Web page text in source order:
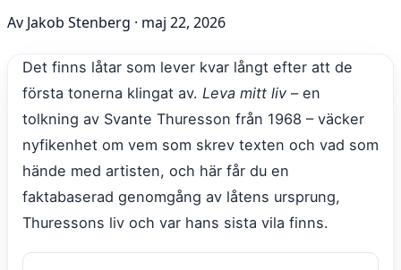
Av Jakob Stenberg · maj 22, 2026
Det finns låtar som lever kvar långt efter att de
första tonerna klingat av. Leva mitt liv – en
tolkning av Svante Thuresson från 1968 – väcker
nyfikenhet om vem som skrev texten och vad som
hände med artisten, och här får du en
faktabaserad genomgång av låtens ursprung,
Thuressons liv och var hans sista vila finns.